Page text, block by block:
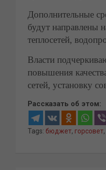
Дополнительные
будут направлены
теплосетей,
Власти
повышения
сетей, установку
Рассказать об этом:
Tags: бюджет, горсовет,